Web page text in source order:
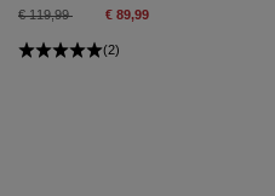
Price reduced from
€ 119,99to € 89,99
(2)